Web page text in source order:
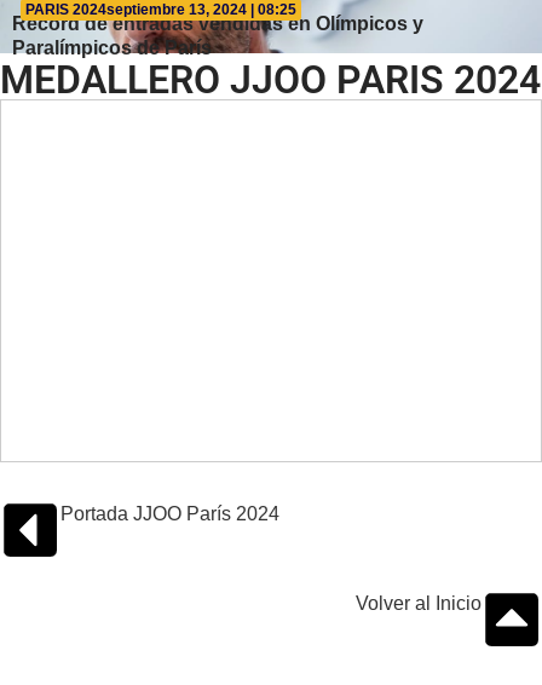
PARIS 2024septiembre 13, 2024 | 08:25
Récord de entradas vendidas en Olímpicos y
Paralímpicos de París
MEDALLERO JJOO PARIS 2024
Portada JJOO París 2024
Volver al Inicio